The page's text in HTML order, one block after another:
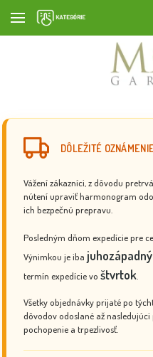
DÔLEŽITÉ
Vážení zákazníci, z dôvodu
nútení upraviť harmonogram
ich bezpečnú prepravu.
Posledným dňom expedície pre
Výnimkou je iba
termín expedície vo štvrtok
Všetky objednávky prijaté po
dôvodov odoslané až nasledujúci
pochopenie a trpezlivosť.